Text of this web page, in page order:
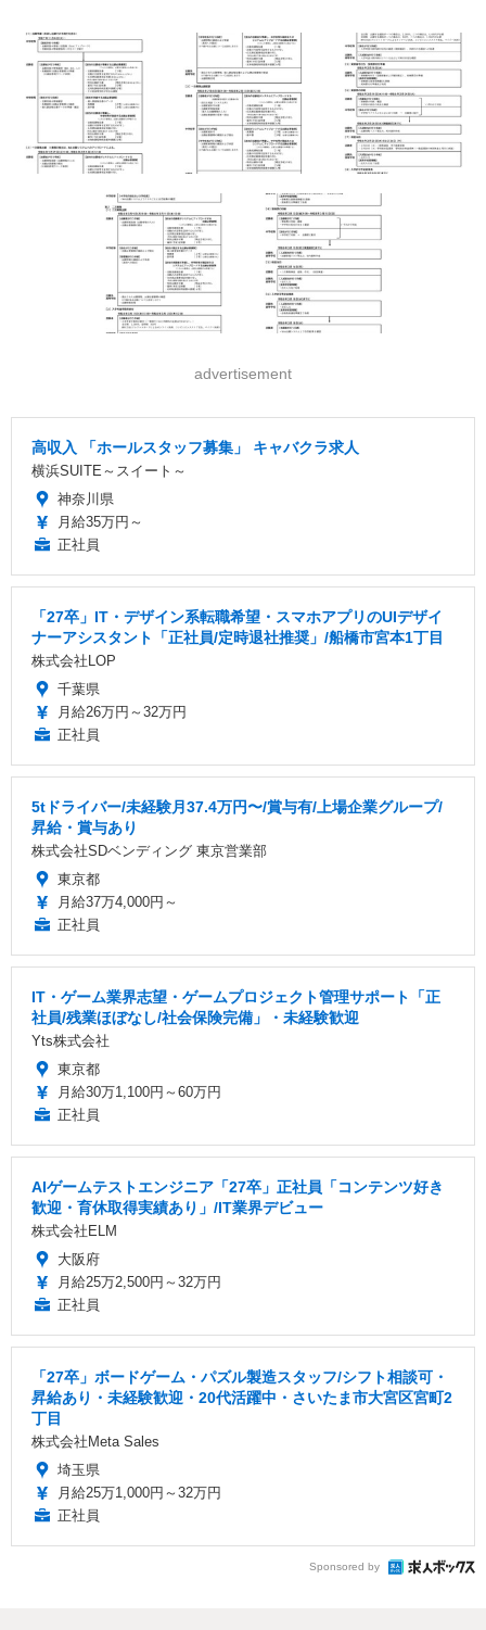
advertisement
高収入 「ホールスタッフ募集」 キャバクラ求人
横浜SUITE～スイート～
神奈川県
月給35万円～
正社員
「27卒」IT・デザイン系転職希望・スマホアプリのUIデザイ
ナーアシスタント「正社員/定時退社推奨」/船橋市宮本1丁目
株式会社LOP
千葉県
月給26万円～32万円
正社員
5tドライバー/未経験月37.4万円〜/賞与有/上場企業グループ/
昇給・賞与あり
株式会社SDベンディング 東京営業部
東京都
月給37万4,000円～
正社員
IT・ゲーム業界志望・ゲームプロジェクト管理サポート「正
社員/残業ほぼなし/社会保険完備」・未経験歓迎
Yts株式会社
東京都
月給30万1,100円～60万円
正社員
AIゲームテストエンジニア「27卒」正社員「コンテンツ好き
歓迎・育休取得実績あり」/IT業界デビュー
株式会社ELM
大阪府
月給25万2,500円～32万円
正社員
「27卒」ボードゲーム・パズル製造スタッフ/シフト相談可・
昇給あり・未経験歓迎・20代活躍中・さいたま市大宮区宮町2
丁目
株式会社Meta Sales
埼玉県
月給25万1,000円～32万円
正社員
Sponsored by